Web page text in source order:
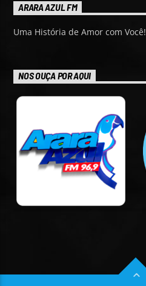
ARARA AZUL FM
Uma História de Amor com Você!
NOS OUÇA POR AQUI